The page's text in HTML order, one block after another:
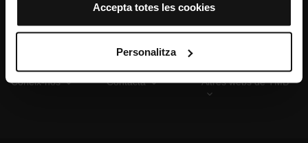
cookies d’aquella classe.
Un cop hagis marcat les teves preferències, has de fer
clic sobre “Selecciona i configura”. Així, s’instal·laran
només les cookies de la tipologia que hagis seleccionat
personalització, perquè permeten recordar les teves
opcions de navegació (com ara l’idioma) i milloren la teva
Accepta totes les cookies
Personalitza
Coneix-nos Contacta Altres webs de TMB